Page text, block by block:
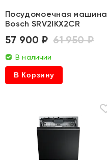
Посудомоечная машина
Bosch SRV2IKX2CR
57 900 ₽ 61 950 ₽
В наличии
В Корзину